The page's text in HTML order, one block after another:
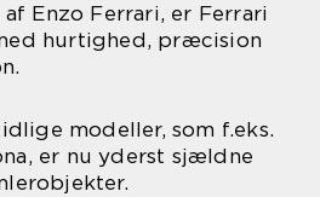
Enzo Ferrari, er Ferrari
hurtighed, præcision
modeller, som f.eks.
er nu yderst sjældne